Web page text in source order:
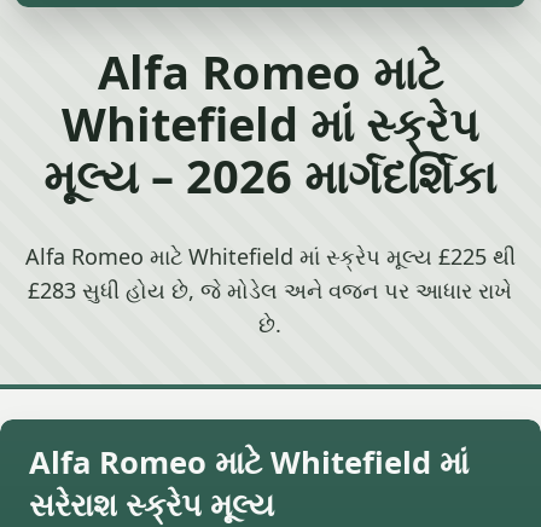
Alfa Romeo માટે
Whitefield માં સ્ક્રેપ
મૂલ્ય – 2026 માર્ગદર્શિકા
Alfa Romeo માટે Whitefield માં સ્ક્રેપ મૂલ્ય £225 થી
£283 સુધી હોય છે, જે મોડેલ અને વજન પર આધાર રાખે
છે.
Alfa Romeo માટે Whitefield માં
સરેરાશ સ્ક્રેપ મૂલ્ય